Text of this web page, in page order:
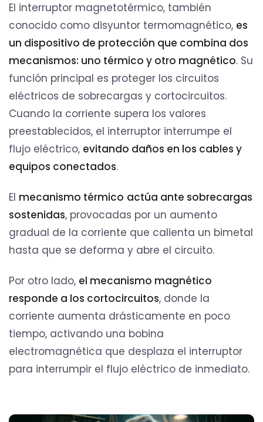
El interruptor magnetotérmico, también
conocido como disyuntor termomagnético, es
un dispositivo de protección que combina dos
mecanismos: uno térmico y otro magnético. Su
función principal es proteger los circuitos
eléctricos de sobrecargas y cortocircuitos.
Cuando la corriente supera los valores
preestablecidos, el interruptor interrumpe el
flujo eléctrico, evitando daños en los cables y
equipos conectados.
El mecanismo térmico actúa ante sobrecargas
sostenidas, provocadas por un aumento
gradual de la corriente que calienta un bimetal
hasta que se deforma y abre el circuito.
Por otro lado, el mecanismo magnético
responde a los cortocircuitos, donde la
corriente aumenta drásticamente en poco
tiempo, activando una bobina
electromagnética que desplaza el interruptor
para interrumpir el flujo eléctrico de inmediato.